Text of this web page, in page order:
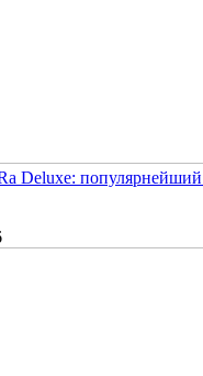
Deluxe: